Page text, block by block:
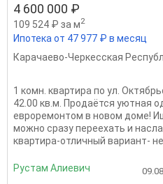
4 600 000 ₽
109 524 ₽ за м2
Ипотека от 47 977 ₽ в месяц
Карачаево-Черкесская
1 комн. квартира по ул.
42.00 кв.м. Продаётся уютная
евроремонтом в новом доме!
можно сразу переехать и
квартира-отличный вариант- не
Рустам Алиевич 09.08